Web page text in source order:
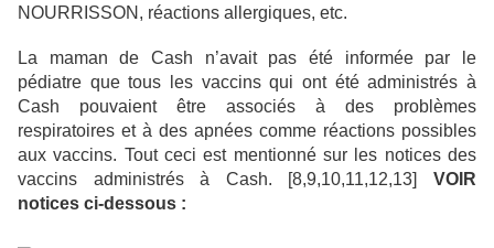
NOURRISSON, réactions allergiques, etc.
La maman de Cash n’avait pas été informée par le
pédiatre que tous les vaccins qui ont été administrés à
Cash pouvaient être associés à des problèmes
respiratoires et à des apnées comme réactions possibles
aux vaccins. Tout ceci est mentionné sur les notices des
vaccins administrés à Cash. [8,9,10,11,12,13] VOIR
notices ci-dessous :